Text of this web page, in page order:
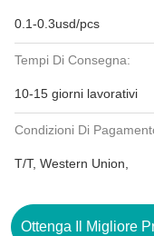
0.1-0.3usd/pcs
Tempi Di Consegna:
10-15 giorni lavorativi
Condizioni Di
T/T, Western Union,
Ottenga Il Migliore